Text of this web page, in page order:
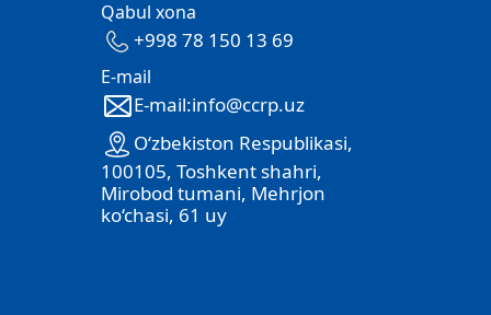
Qabul xona
+998 78 150 13 69
E-mail
E-mail:info@ccrp.uz
O‘zbekiston Respublikasi,
100105, Toshkent shahri,
Mirobod tumani, Mehrjon
ko‘chasi, 61 uy